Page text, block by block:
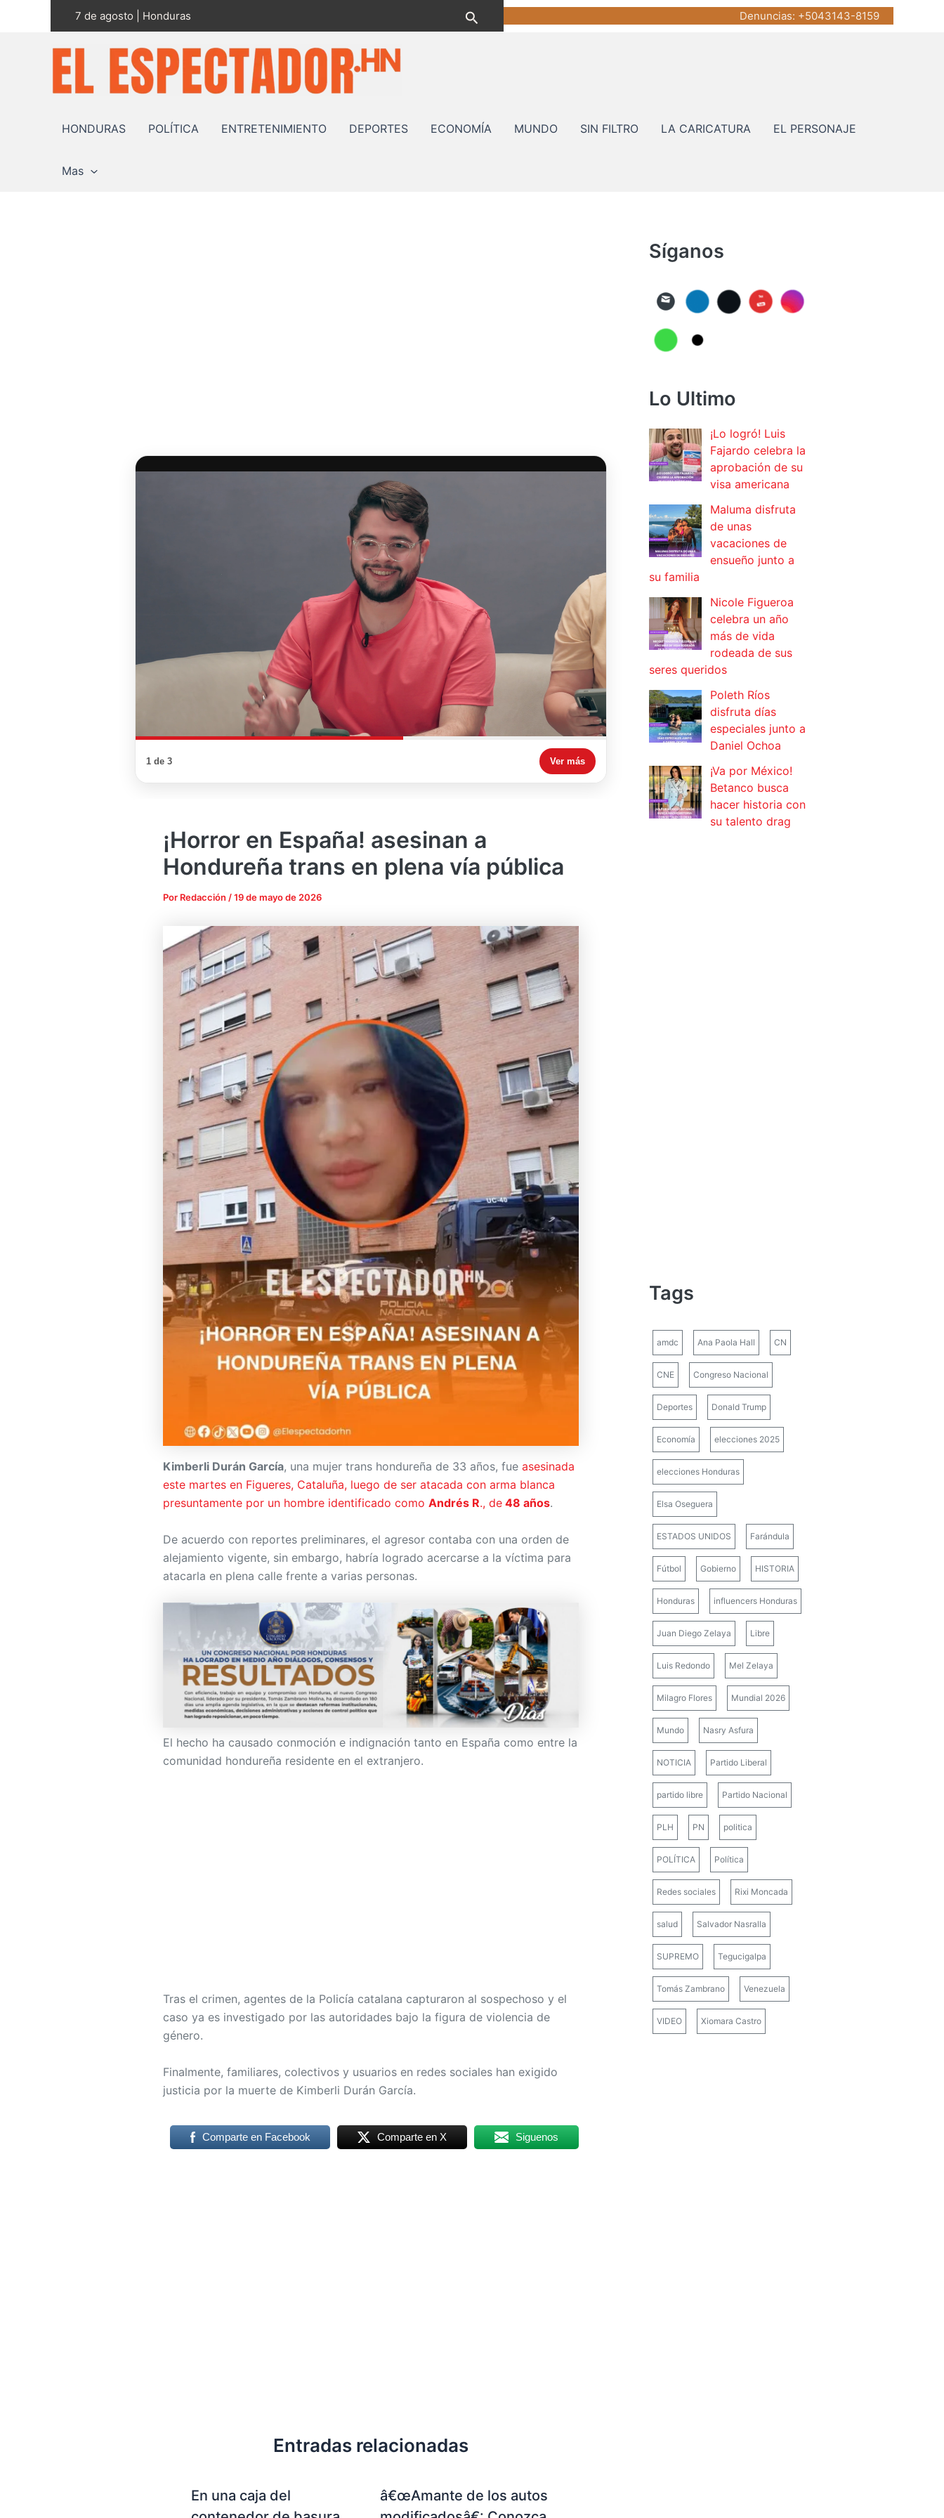
7 de agosto | Honduras Buscar Denuncias: +5043143-8159
HONDURAS POLÍTICA ENTRETENIMIENTO DEPORTES ECONOMÍA MUNDO SIN FILTRO LA CARICATURA EL PERSONAJE
Mas
1 de 3 Ver más
¡Horror en España! asesinan a
Hondureña trans en plena vía pública
Por Redacción /19 de mayo de 2026
Kimberli Durán García, una mujer trans hondureña de 33 años, fue asesinada
este martes en Figueres, Cataluña, luego de ser atacada con arma blanca
presuntamente por un hombre identificado como Andrés R., de 48 años.
De acuerdo con reportes preliminares, el agresor contaba con una orden de
alejamiento vigente, sin embargo, habría logrado acercarse a la víctima para
atacarla en plena calle frente a varias personas.
El hecho ha causado conmoción e indignación tanto en España como entre la
comunidad hondureña residente en el extranjero.
Tras el crimen, agentes de la Policía catalana capturaron al sospechoso y el
caso ya es investigado por las autoridades bajo la figura de violencia de
género.
Finalmente, familiares, colectivos y usuarios en redes sociales han exigido
justicia por la muerte de Kimberli Durán García.
Comparte en Facebook Comparte en X Siguenos
Entradas relacionadas
En una caja del
â€œAmante de los autos
Síganos
Lo Ultimo
¡Lo logró! Luis
Fajardo celebra la
aprobación de su
visa americana
Maluma disfruta
de unas
vacaciones de
ensueño junto a
su familia
Nicole Figueroa
celebra un año
más de vida
rodeada de sus
seres queridos
Poleth Ríos
disfruta días
especiales junto a
Daniel Ochoa
¡Va por México!
Betanco busca
hacer historia con
su talento drag
Tags
amdc Ana Paola Hall CN
CNE Congreso Nacional
Deportes Donald Trump
Economía elecciones 2025
elecciones Honduras
Elsa Oseguera
ESTADOS UNIDOS Farándula
Fútbol Gobierno HISTORIA
Honduras influencers Honduras
Juan Diego Zelaya Libre
Luis Redondo Mel Zelaya
Milagro Flores Mundial 2026
Mundo Nasry Asfura
NOTICIA Partido Liberal
partido libre Partido Nacional
PLH PN politica
POLÍTICA Política
Redes sociales Rixi Moncada
salud Salvador Nasralla
SUPREMO Tegucigalpa
Tomás Zambrano Venezuela
VIDEO Xiomara Castro